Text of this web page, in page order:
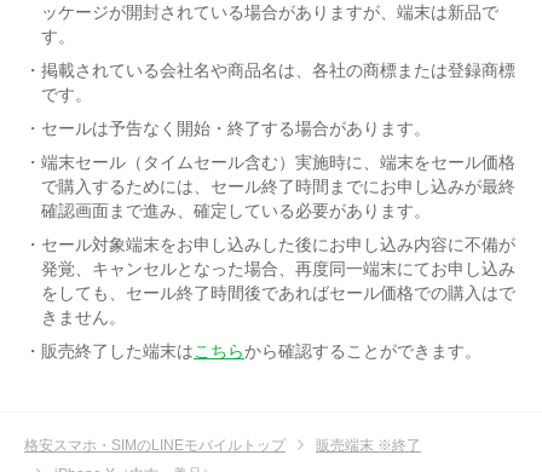
ッケージが開封されている場合がありますが、端末は新品で
す。
掲載されている会社名や商品名は、各社の商標または登録商標
です。
セールは予告なく開始・終了する場合があります。
端末セール（タイムセール含む）実施時に、端末をセール価格
で購入するためには、セール終了時間までにお申し込みが最終
確認画面まで進み、確定している必要があります。
セール対象端末をお申し込みした後にお申し込み内容に不備が
発覚、キャンセルとなった場合、再度同一端末にてお申し込み
をしても、セール終了時間後であればセール価格での購入はで
きません。
販売終了した端末はこちらから確認することができます。
格安スマホ・SIMのLINEモバイルトップ
販売端末 ※終了